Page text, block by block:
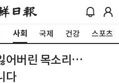
사회 국제 건강 스포츠
어버린 목소리…
다